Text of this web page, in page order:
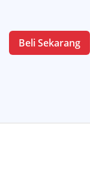
Beli Sekarang